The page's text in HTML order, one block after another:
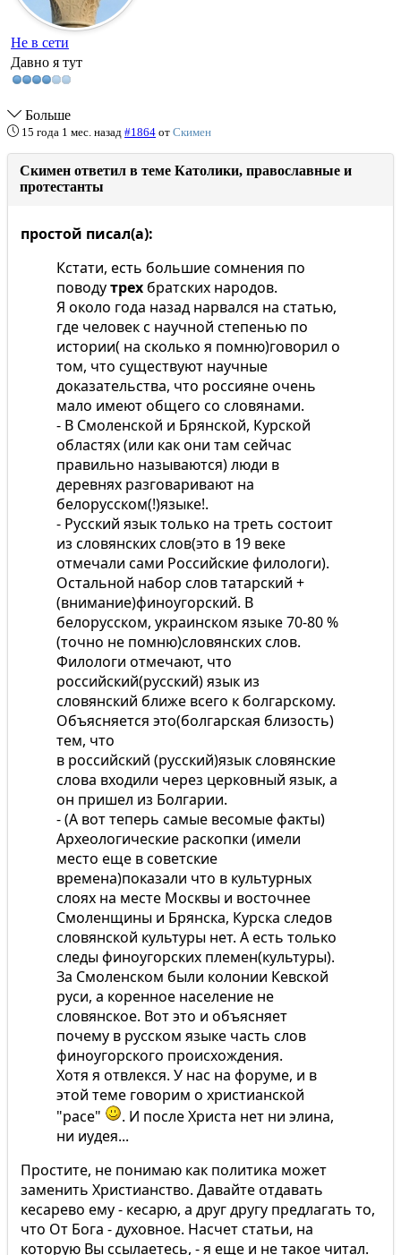
Не в сети
Давно я тут
Больше
15 года 1 мес. назад #1864 от Скимен
Скимен ответил в теме Католики, православные и
протестанты
простой писал(а):
Кстати, есть большие сомнения по
поводутрех братских народов.
Я около года назад нарвался на статью,
где человек с научной степенью по
истории( на сколько я помню)говорил о
том, что существуют научные
доказательства, что россияне очень
мало имеют общего со словянами.
- В Смоленской и Брянской, Курской
областях (или как они там сейчас
правильно называются) люди в
деревнях разговаривают на
белорусском(!)языке!.
- Русский язык только на треть состоит
из словянских слов(это в 19 веке
отмечали сами Российские филологи).
Остальной набор слов татарский +
(внимание)финоугорский. В
белорусском, украинском языке 70-80 %
(точно не помню)словянских слов.
Филологи отмечают, что
российский(русский) язык из
словянский ближе всего к болгарскому.
Объясняется это(болгарская близость)
тем, что
в российский (русский)язык словянские
слова входили через церковный язык, а
он пришел из Болгарии.
- (А вот теперь самые весомые факты)
Археологические раскопки (имели
место еще в советские
времена)показали что в культурных
слоях на месте Москвы и восточнее
Смоленщины и Брянска, Курска следов
словянской культуры нет. А есть только
следы финоугорских племен(культуры).
За Смоленском были колонии Кевской
руси, а коренное население не
словянское. Вот это и объясняет
почему в русском языке часть слов
финоугорского происхождения.
Хотя я отвлекся. У нас на форуме, и в
этой теме говорим о христианской
"расе"
. И после Христа нет ни элина,
ни иудея...
Простите, не понимаю как политика может
заменить Христианство. Давайте отдавать
кесарево ему - кесарю, а друг другу предлагать то,
что От Бога - духовное. Насчет статьи, на
которую Вы ссылаетесь, - я еще и не такое читал.